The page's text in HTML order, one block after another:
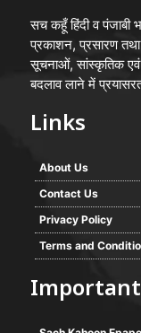
सच कहूँ हिंदी व पंजाबी
प्रकाशन, प्रसारण
सूचनाओं, सांस्कृतिक एवं
बदलाव लाने में
Links
About Us
Contact Us
Privacy Policy
Terms and